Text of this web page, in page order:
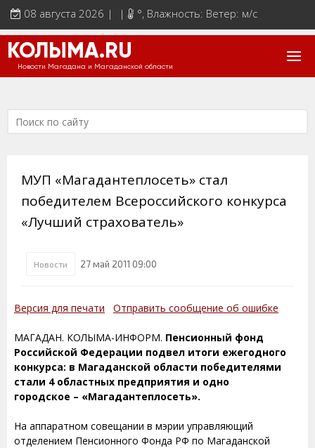
08 августа 2026 | | °, Влажность: Ветер: м/с
КОЛЫМА.RU
Новости Магадана и Магаданской области
МУП «Магадантеплосеть» стал
победителем Всероссийского конкурса
«Лучший страхователь»
Новости 27 май 2011 09:00
Версия для печати Отправить сообщение об ошибке
МАГАДАН. КОЛЫМА-ИНФОРМ. Пенсионный фонд
Российской Федерации подвел итоги ежегодного
конкурса: в Магаданской области победителями
стали 4 областных предприятия и одно
городское – «Магадантеплосеть».
На аппаратном совещании в мэрии управляющий
отделением Пенсионного Фонда РФ по Магаданской